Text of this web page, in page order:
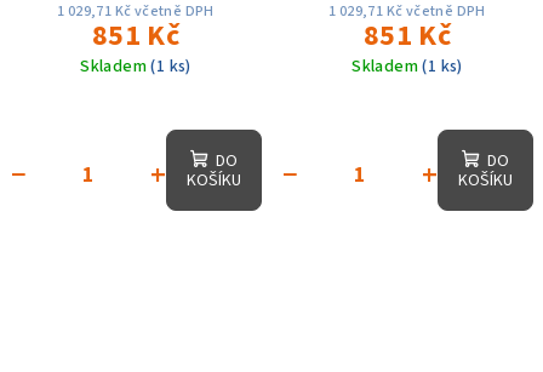
1 029,71 Kč včetně DPH
851 Kč
Skladem(1 ks)
+
−
DO
KOŠÍKU
1 029,71 Kč včetně DPH
851 Kč
Skladem(1 ks)
+
−
DO
KOŠÍKU